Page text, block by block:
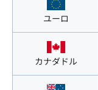
ユーロ
カナダドル